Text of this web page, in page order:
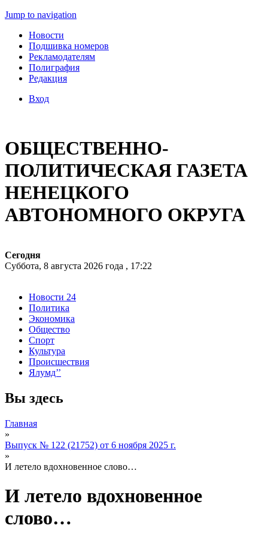
Jump to navigation
Новости
Подшивка номеров
Рекламодателям
Полиграфия
Редакция
Вход
ОБЩЕСТВЕННО-
ПОЛИТИЧЕСКАЯ ГАЗЕТА
НЕНЕЦКОГО
АВТОНОМНОГО ОКРУГА
Сегодня
Суббота, 8 августа 2026 года , 17:22
Новости 24
Политика
Экономика
Общество
Спорт
Культура
Происшествия
Ялумд’’
Вы здесь
Главная
»
Выпуск № 122 (21752) от 6 ноября 2025 г.
»
И летело вдохновенное слово…
И летело вдохновенное
слово…